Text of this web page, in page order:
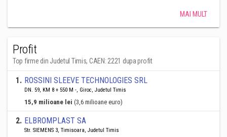
MAI MULT
Profit
Top firme din Judetul Timis, CAEN: 2221 dupa profit
1. ROSSINI SLEEVE TECHNOLOGIES SRL
DN. 59, KM 8 + 550 M -, Giroc, Judetul Timis
15,9 milioane lei (3,6 milioane euro)
2. ELBROMPLAST SA
Str. SIEMENS 3, Timisoara, Judetul Timis